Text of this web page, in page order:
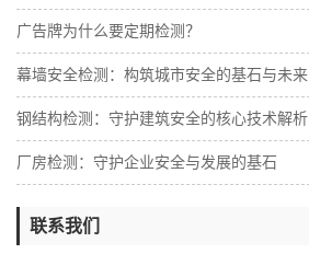
广告牌为什么要定期检测？
幕墙安全检测：构筑城市安全的基石与未来
钢结构检测：守护建筑安全的核心技术解析
厂房检测：守护企业安全与发展的基石
联系我们